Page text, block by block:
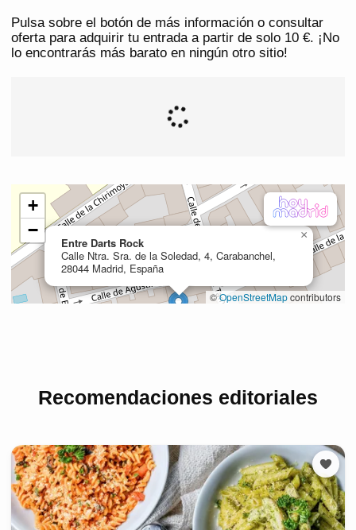
Pulsa sobre el botón de más información o consultar
oferta para adquirir tu entrada a partir de solo 10 €. ¡No
lo encontrarás más barato en ningún otro sitio!
Recomendaciones editoriales